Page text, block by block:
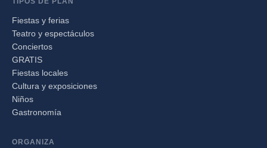
Fiestas y ferias
Teatro y espectáculos
Conciertos
GRATIS
Fiestas locales
Cultura y exposiciones
Niños
Gastronomía
ORGANIZA